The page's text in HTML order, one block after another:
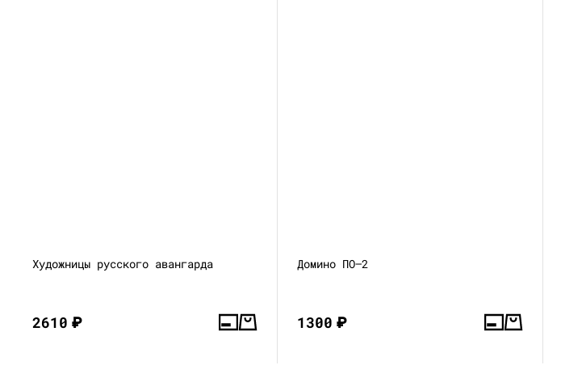
Художницы русского авангарда
2610₽
Домино ПО—2
1300₽